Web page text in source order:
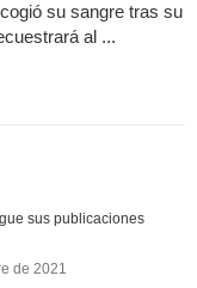
su sangre tras su
al ...
sus publicaciones
de 2021